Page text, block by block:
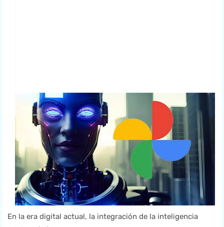
En la era digital actual, la integración de la inteligencia